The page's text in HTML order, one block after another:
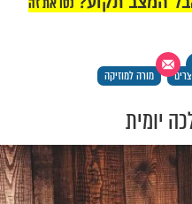
מילה, פדיון הבן או סיום
להשתתף בחתונה של